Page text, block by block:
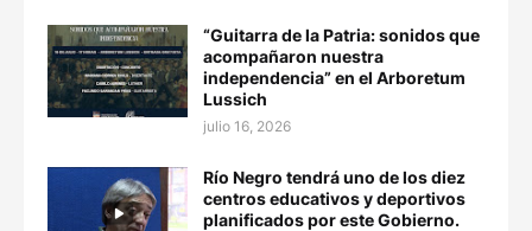
“Guitarra de la Patria: sonidos que
acompañaron nuestra
independencia” en el Arboretum
Lussich
julio 16, 2026
Río Negro tendrá uno de los diez
centros educativos y deportivos
planificados por este Gobierno.